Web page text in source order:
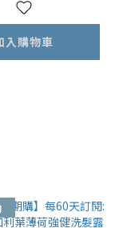
入購物車